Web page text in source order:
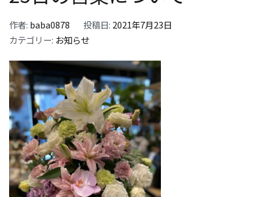
作者: baba0878 投稿日: 2021年7月23日
カテゴリー: お知らせ